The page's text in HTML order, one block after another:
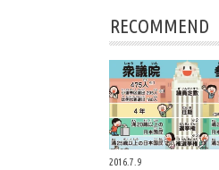
RECOMMEND
2016.7.9